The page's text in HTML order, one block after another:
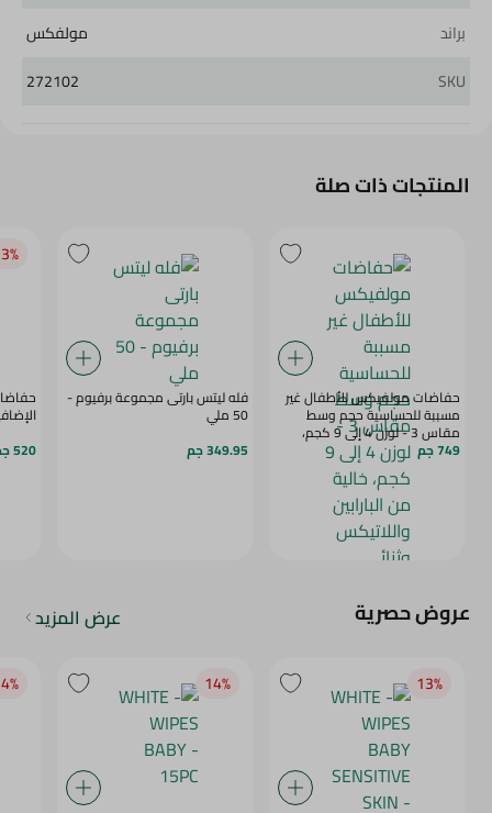
براند
مولفكس
SKU
272102
المنتجات ذات صلة
حفاضات مولفيكس للأطفال غير
مسببة للحساسية حجم وسط
مقاس 3 - لوزن 4 إلى 9 كجم،
خالية من البارابين واللاتيكس
وثنائي الفينول أ - 80 للعبوة
749 جم
فله ليتس بارتى مجموعة برفيوم -
50 ملي
349.95 جم
520 جم
عروض حصرية عرض المزيد
13‎%‎
14‎%‎